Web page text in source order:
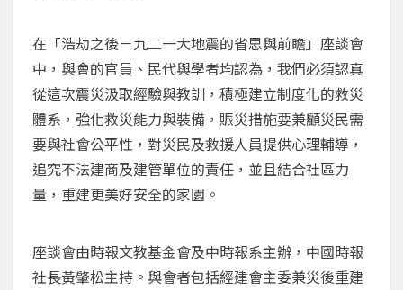
在「浩劫之後－九二一大地震的省思與前瞻」座談會
中，與會的官員、民代與學者均認為，我們必須認真
從這次震災汲取經驗與教訓，積極建立制度化的救災
體系，強化救災能力與裝備，賑災措施要兼顧災民需
要與社會公平性，對災民及救援人員提供心理輔導，
追究不法建商及建管單位的責任，並且結合社區力
量，重建更美好安全的家園。
座談會由時報文教基金會及中時報系主辦，中國時報
社長黃肇松主持。與會者包括經建會主委兼災後重建